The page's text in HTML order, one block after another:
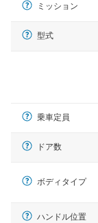
ミッション
型式
乗車定員
ドア数
ボディタイプ
ハンドル位置